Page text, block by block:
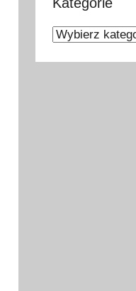
Kategorie